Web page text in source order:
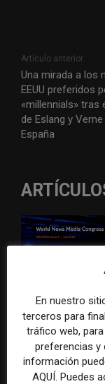
Artículo anterior
Una mirada a los
EEUU preferidos
«millennials» tras
de Eslang y Verne
España
WAN-IFRA reúne
principales
medios ante la IA,
de ingresos y los
consumo
En nuestro
terceros para
tráfico web,
preferencias y
información
AQUÍ. Puedes